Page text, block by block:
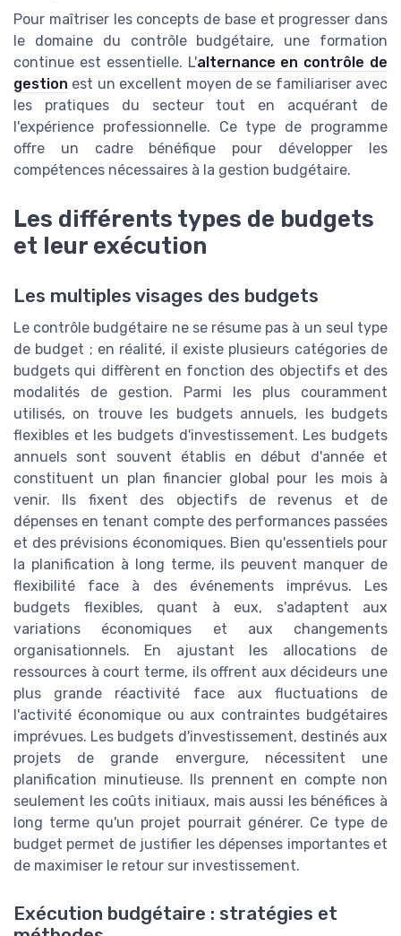
Pour maîtriser les concepts de base et progresser dans
le domaine du contrôle budgétaire, une formation
continue est essentielle. L'alternance en contrôle de
gestion est un excellent moyen de se familiariser avec
les pratiques du secteur tout en acquérant de
l'expérience professionnelle. Ce type de programme
offre un cadre bénéfique pour développer les
compétences nécessaires à la gestion budgétaire.
Les différents types de budgets
et leur exécution
Les multiples visages des budgets
Le contrôle budgétaire ne se résume pas à un seul type
de budget ; en réalité, il existe plusieurs catégories de
budgets qui diffèrent en fonction des objectifs et des
modalités de gestion. Parmi les plus couramment
utilisés, on trouve les budgets annuels, les budgets
flexibles et les budgets d'investissement. Les budgets
annuels sont souvent établis en début d'année et
constituent un plan financier global pour les mois à
venir. Ils fixent des objectifs de revenus et de
dépenses en tenant compte des performances passées
et des prévisions économiques. Bien qu'essentiels pour
la planification à long terme, ils peuvent manquer de
flexibilité face à des événements imprévus. Les
budgets flexibles, quant à eux, s'adaptent aux
variations économiques et aux changements
organisationnels. En ajustant les allocations de
ressources à court terme, ils offrent aux décideurs une
plus grande réactivité face aux fluctuations de
l'activité économique ou aux contraintes budgétaires
imprévues. Les budgets d'investissement, destinés aux
projets de grande envergure, nécessitent une
planification minutieuse. Ils prennent en compte non
seulement les coûts initiaux, mais aussi les bénéfices à
long terme qu'un projet pourrait générer. Ce type de
budget permet de justifier les dépenses importantes et
de maximiser le retour sur investissement.
Exécution budgétaire : stratégies et